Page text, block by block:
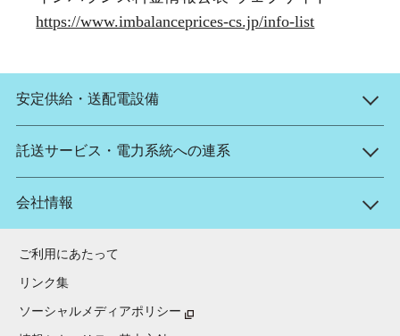
https://www.imbalanceprices-cs.jp/info-list
安定供給・送配電設備
託送サービス・電力系統への連系
会社情報
ご利用にあたって
リンク集
ソーシャルメディアポリシー